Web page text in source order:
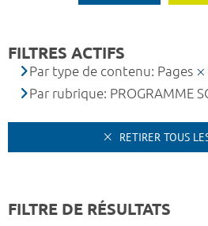
FILTRES ACTIFS
Par type de contenu: Pages
Par rubrique: PROGRAMME
RETIRER TOUS
FILTRE DE RÉSULTATS